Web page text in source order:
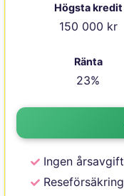
Högsta kredit
150 000 kr
Ränta
23%
Ingen årsavgift
Reseförsäkring